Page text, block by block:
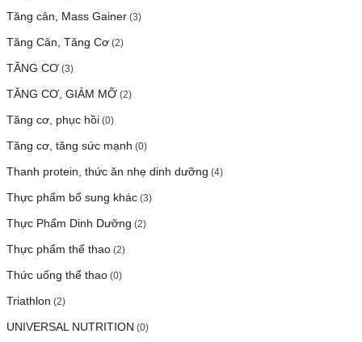
Tăng cân, Mass Gainer (3)
Tăng Cân, Tăng Cơ (2)
TĂNG CƠ (3)
TĂNG CƠ, GIẢM MỠ (2)
Tăng cơ, phục hồi (0)
Tăng cơ, tăng sức mạnh (0)
Thanh protein, thức ăn nhẹ dinh dưỡng (4)
Thực phẩm bổ sung khác (3)
Thực Phẩm Dinh Dưỡng (2)
Thực phẩm thể thao (2)
Thức uống thể thao (0)
Triathlon (2)
UNIVERSAL NUTRITION (0)